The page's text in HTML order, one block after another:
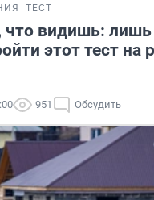
ТЕСТ
что видишь:
этот тест на
951 Обсудить